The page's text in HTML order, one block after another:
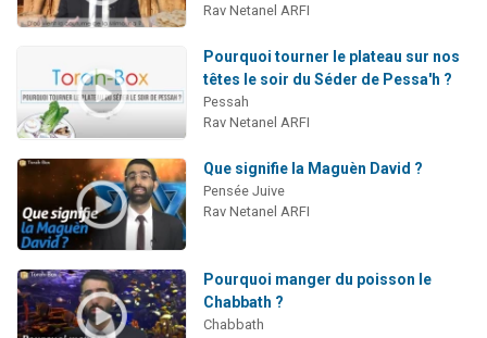
Rav Netanel ARFI
Pourquoi tourner le plateau sur nos
têtes le soir du Séder de Pessa'h ?
Pessah
Rav Netanel ARFI
Que signifie la Maguèn David ?
Pensée Juive
Rav Netanel ARFI
Pourquoi manger du poisson le
Chabbath ?
Chabbath